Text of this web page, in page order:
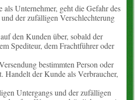
Unternehmer, geht die Gefahr des
der zufälligen Verschlechterung
den Kunden über, sobald der
Spediteur, dem Frachtführer oder
bestimmten Person oder
Handelt der Kunde als Verbraucher,
Untergangs und der zufälligen